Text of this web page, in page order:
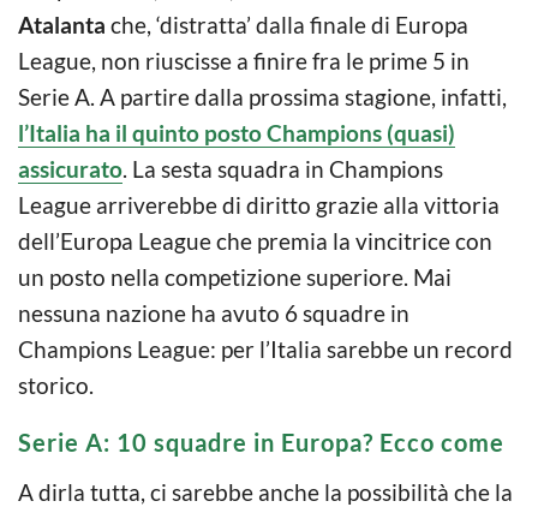
Atalanta che, ‘distratta’ dalla finale di Europa
League, non riuscisse a finire fra le prime 5 in
Serie A. A partire dalla prossima stagione, infatti,
l’Italia ha il quinto posto Champions (quasi)
assicurato. La sesta squadra in Champions
League arriverebbe di diritto grazie alla vittoria
dell’Europa League che premia la vincitrice con
un posto nella competizione superiore. Mai
nessuna nazione ha avuto 6 squadre in
Champions League: per l’Italia sarebbe un record
storico.
Serie A: 10 squadre in Europa? Ecco come
A dirla tutta, ci sarebbe anche la possibilità che la